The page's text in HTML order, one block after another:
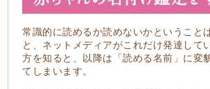
常識的に読めるか読めないかということ
と、ネットメディアがこれだけ発達して
方を知ると、以降は「読める名前」に変
てしまいます。